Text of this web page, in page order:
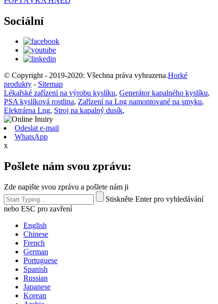
Sociální
© Copyright - 2019-2020: Všechna práva vyhrazena.Horké
produkty - Sitemap
Lékařské zařízení na výrobu kyslíku, Generátor kapalného kyslíku,
PSA kyslíková rostlina, Zařízení na Lng namontované na smyku,
Elektrárna Lng, Stroj na kapalný dusík,
Odeslat e-mail
WhatsApp
x
Pošlete nám svou zprávu:
Zde napište svou zprávu a pošlete nám ji
Stiskněte Enter pro vyhledávání
nebo ESC pro zavření
English
Chinese
French
German
Portuguese
Spanish
Russian
Japanese
Korean